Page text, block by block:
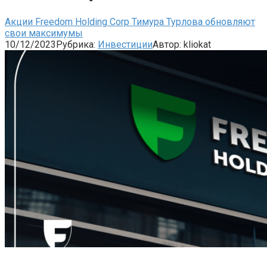
Акции Freedom Holding Corp Тимура Турлова обновляют
свои максимумы
10/12/2023Рубрика: ИнвестицииАвтор: kliokat